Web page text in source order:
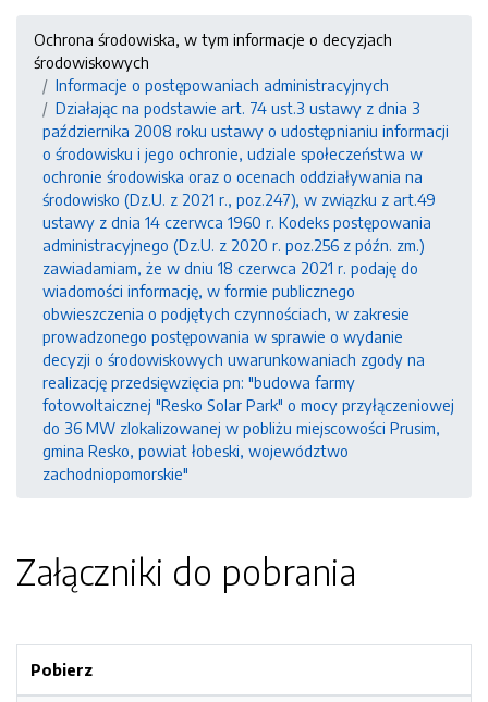
Ochrona środowiska, w tym informacje o decyzjach
środowiskowych
Informacje o postępowaniach administracyjnych
Działając na podstawie art. 74 ust.3 ustawy z dnia 3
października 2008 roku ustawy o udostępnianiu informacji
o środowisku i jego ochronie, udziale społeczeństwa w
ochronie środowiska oraz o ocenach oddziaływania na
środowisko (Dz.U. z 2021 r., poz.247), w związku z art.49
ustawy z dnia 14 czerwca 1960 r. Kodeks postępowania
administracyjnego (Dz.U. z 2020 r. poz.256 z późn. zm.)
zawiadamiam, że w dniu 18 czerwca 2021 r. podaję do
wiadomości informację, w formie publicznego
obwieszczenia o podjętych czynnościach, w zakresie
prowadzonego postępowania w sprawie o wydanie
decyzji o środowiskowych uwarunkowaniach zgody na
realizację przedsięwzięcia pn: "budowa farmy
fotowoltaicznej "Resko Solar Park" o mocy przyłączeniowej
do 36 MW zlokalizowanej w pobliżu miejscowości Prusim,
gmina Resko, powiat łobeski, województwo
zachodniopomorskie"
Załączniki do pobrania
Pobierz